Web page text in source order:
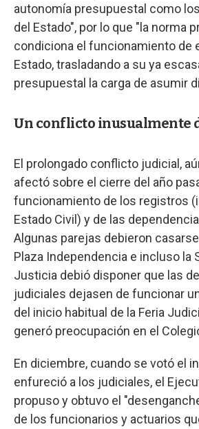
autonomía presupuestal como
del Estado", por lo que "la norma
condiciona el funcionamiento de
Estado, trasladando a su ya
presupuestal la carga de asumir
Un conflicto inusualmente
El prolongado conflicto judicial,
afectó sobre el cierre del año
funcionamiento de los registros
Estado Civil) y de las
Algunas parejas debieron
Plaza Independencia e incluso la
Justicia debió disponer que las
judiciales dejasen de funcionar
del inicio habitual de la Feria
generó preocupación en el
En diciembre, cuando se votó el
enfureció a los judiciales, el
propuso y obtuvo el
de los funcionarios y actuarios